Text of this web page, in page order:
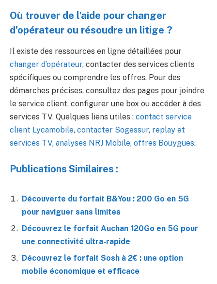
Où trouver de l’aide pour changer
d’opérateur ou résoudre un litige ?
Il existe des ressources en ligne détaillées pour
changer d’opérateur, contacter des services clients
spécifiques ou comprendre les offres. Pour des
démarches précises, consultez des pages pour joindre
le service client, configurer une box ou accéder à des
services TV. Quelques liens utiles : contact service
client Lycamobile, contacter Sogessur, replay et
services TV, analyses NRJ Mobile, offres Bouygues.
Publications Similaires :
Découverte du forfait B&You : 200 Go en 5G
pour naviguer sans limites
Découvrez le forfait Auchan 120Go en 5G pour
une connectivité ultra-rapide
Découvrez le forfait Sosh à 2€ : une option
mobile économique et efficace